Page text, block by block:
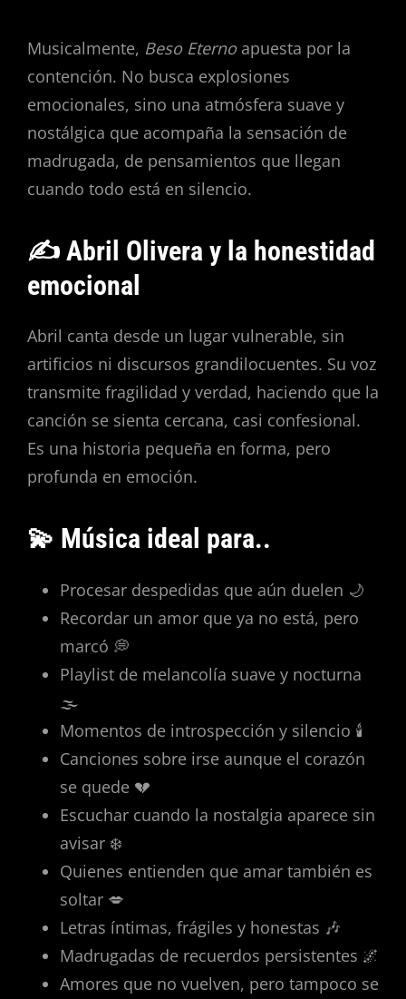
Musicalmente, Beso Eternoapuesta por la
contención. No busca explosiones
emocionales, sino una atmósfera suave y
nostálgica que acompaña la sensación de
madrugada, de pensamientos que llegan
cuando todo está en silencio.
✍️ Abril Olivera y la honestidad
emocional
Abril canta desde un lugar vulnerable, sin
artificios ni discursos grandilocuentes. Su voz
transmite fragilidad y verdad, haciendo que la
canción se sienta cercana, casi confesional.
Es una historia pequeña en forma, pero
profunda en emoción.
💫 Música ideal para..
Procesar despedidas que aún duelen 🌙
Recordar un amor que ya no está, pero
marcó 💭
Playlist de melancolía suave y nocturna
🌫️
Momentos de introspección y silencio 🕯️
Canciones sobre irse aunque el corazón
se quede 💔
Escuchar cuando la nostalgia aparece sin
avisar ❄️
Quienes entienden que amar también es
soltar 💋
Letras íntimas, frágiles y honestas 🎶
Madrugadas de recuerdos persistentes 🌌
Amores que no vuelven, pero tampoco se